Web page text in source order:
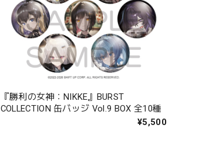
『勝利の女神：NIKKE』BURST
COLLECTION 缶バッジ Vol.9 BOX 全10種
¥5,500